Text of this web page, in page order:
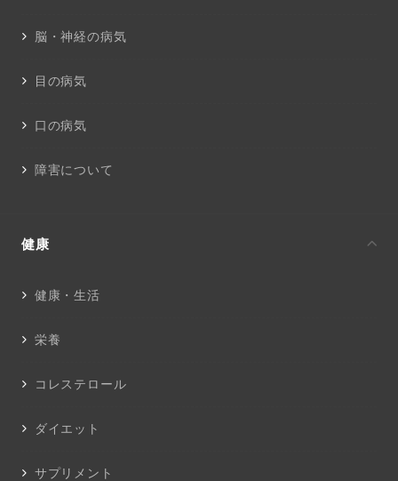
脳・神経の病気
目の病気
口の病気
障害について
健康
健康・生活
栄養
コレステロール
ダイエット
サプリメント